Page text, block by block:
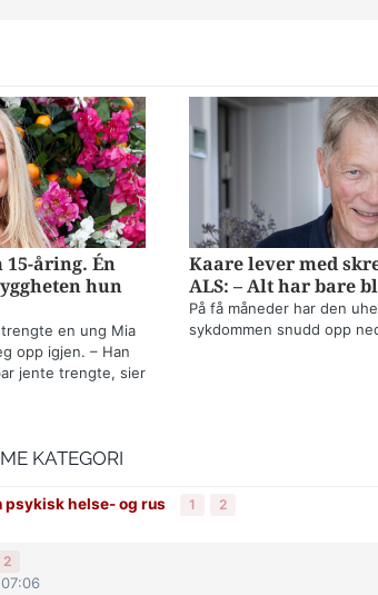
15-åring. Én
hun
en ung Mia
opp igjen. – Han
jente trengte, sier
Kaare lever med
ALS: – Alt har bare
På få måneder har den
sykdommen snudd opp
KATEGORI
psykisk helse- og rus 1 2
2